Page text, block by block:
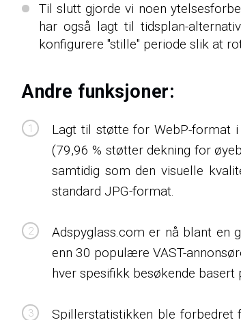
Til slutt gjorde vi noen
har også lagt til tidsplan-
konfigurere "stille" periode slik at
Andre funksjoner:
Lagt til støtte for WebP-format
(79,96 % støtter dekning for
samtidig som den visuelle
standard JPG-format.
Adspyglass.com er nå blant en
enn 30 populære VAST-
hver spesifikk besøkende basert
Spillerstatistikken ble